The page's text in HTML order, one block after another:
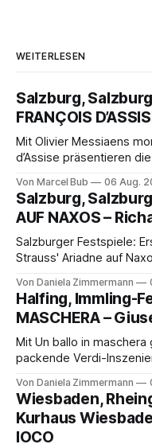
WEITERLESEN
Salzburg,
FRANÇOIS
Mit Olivier Messiaens
d’Assise präsentieren
eine bildgewaltige
die komplexe Partitur
Franziskus.
Von Marcel Bub 06 Aug.
Salzburg,
AUF NAXOS –
Salzburger Festspiele:
Strauss' Ariadne auf
Aufführung mit starken
Philharmonikern,
hinter den Erwartungen
Von Daniela Zimmermann
Halfing, Immling-
MASCHERA –
Mit Un ballo in
packende Verdi-
psychologische Tiefe
einem spielfreudigen
überzeugenden
Von Daniela Zimmermann
Wiesbaden,
Kurhaus
IOCO